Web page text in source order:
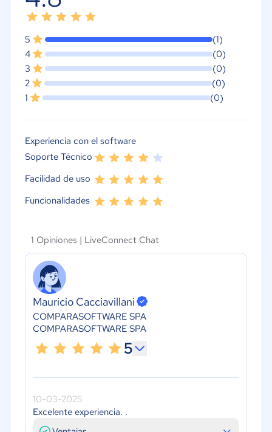
5
(1)
4
(0)
3
(0)
2
(0)
1
(0)
Experiencia con el software
Soporte Técnico
Facilidad de uso
Funcionalidades
1 Opiniones | LiveConnect Chat
Mauricio Cacciavillani
COMPARASOFTWARE SPA
COMPARASOFTWARE SPA
5
10-03-2025
Excelente experiencia. .